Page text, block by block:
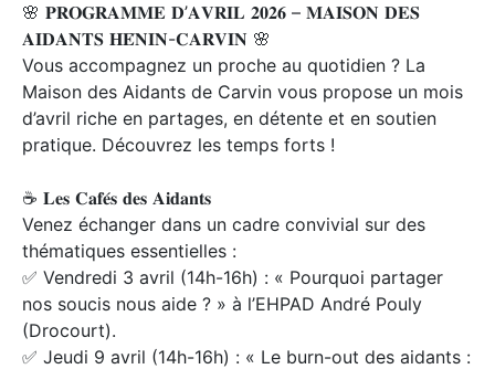
🌸 𝐏𝐑𝐎𝐆𝐑𝐀𝐌𝐌𝐄 𝐃’𝐀𝐕𝐑𝐈𝐋 𝟐𝟎𝟐𝟔 – 𝐌𝐀𝐈𝐒𝐎𝐍 𝐃𝐄𝐒
𝐀𝐈𝐃𝐀𝐍𝐓𝐒 𝐇𝐄́𝐍𝐈𝐍-𝐂𝐀𝐑𝐕𝐈𝐍 🌸
Vous accompagnez un proche au quotidien ? La
Maison des Aidants de Carvin vous propose un mois
d’avril riche en partages, en détente et en soutien
pratique. Découvrez les temps forts !
☕ 𝐋𝐞𝐬 𝐂𝐚𝐟𝐞́𝐬 𝐝𝐞𝐬 𝐀𝐢𝐝𝐚𝐧𝐭𝐬
Venez échanger dans un cadre convivial sur des
thématiques essentielles :
✅ Vendredi 3 avril (14h-16h) : « Pourquoi partager
nos soucis nous aide ? » à l’EHPAD André Pouly
(Drocourt).
✅ Jeudi 9 avril (14h-16h) : « Le burn-out des aidants :